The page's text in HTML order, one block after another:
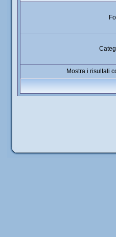
Mostra i risultati